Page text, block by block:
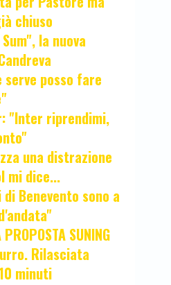
chiuso
la nuova
serve posso fare
"Inter riprendimi,
una distrazione
mi dice...
di Benevento sono a
SUNING
Rilasciata
minuti